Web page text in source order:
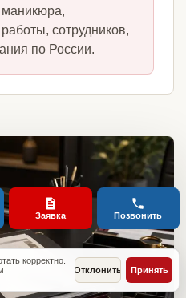
маникюра,
сотрудников,
по России.
корректно.
Отклонить Принять
Заявка Позвонить